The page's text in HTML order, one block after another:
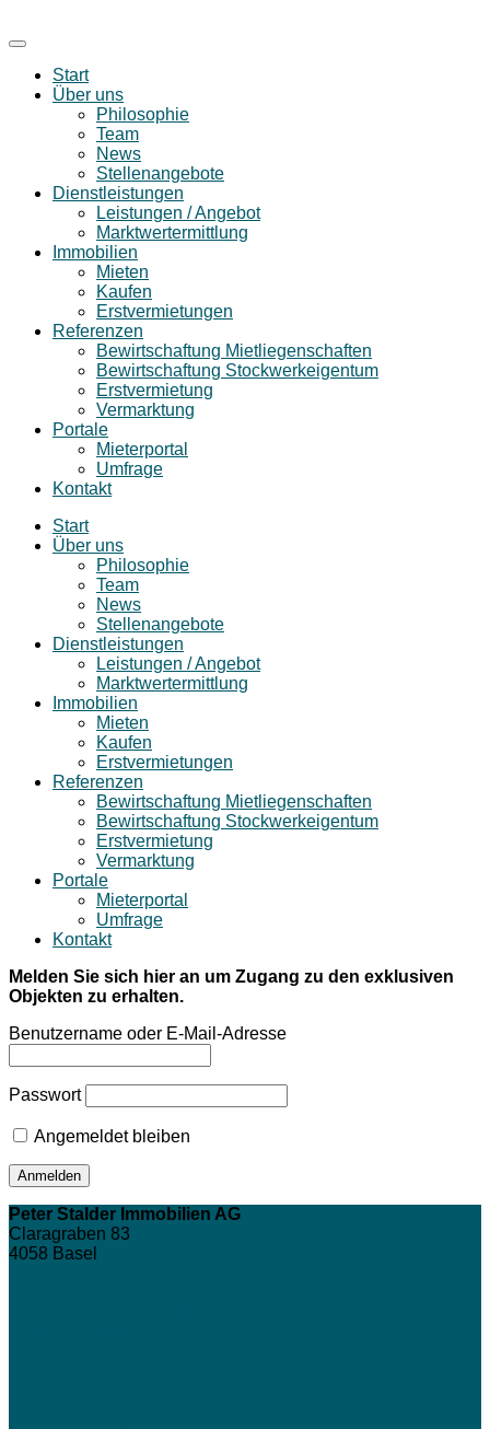
Start
Über uns
Philosophie
Team
News
Stellenangebote
Dienstleistungen
Leistungen / Angebot
Marktwertermittlung
Immobilien
Mieten
Kaufen
Erstvermietungen
Referenzen
Bewirtschaftung Mietliegenschaften
Bewirtschaftung Stockwerkeigentum
Erstvermietung
Vermarktung
Portale
Mieterportal
Umfrage
Kontakt
Start
Über uns
Philosophie
Team
News
Stellenangebote
Dienstleistungen
Leistungen / Angebot
Marktwertermittlung
Immobilien
Mieten
Kaufen
Erstvermietungen
Referenzen
Bewirtschaftung Mietliegenschaften
Bewirtschaftung Stockwerkeigentum
Erstvermietung
Vermarktung
Portale
Mieterportal
Umfrage
Kontakt
Melden Sie sich hier an um Zugang zu den exklusiven
Objekten zu erhalten.
Benutzername oder E-Mail-Adresse
Passwort
Angemeldet bleiben
Peter Stalder Immobilien AG
Claragraben 83
4058 Basel